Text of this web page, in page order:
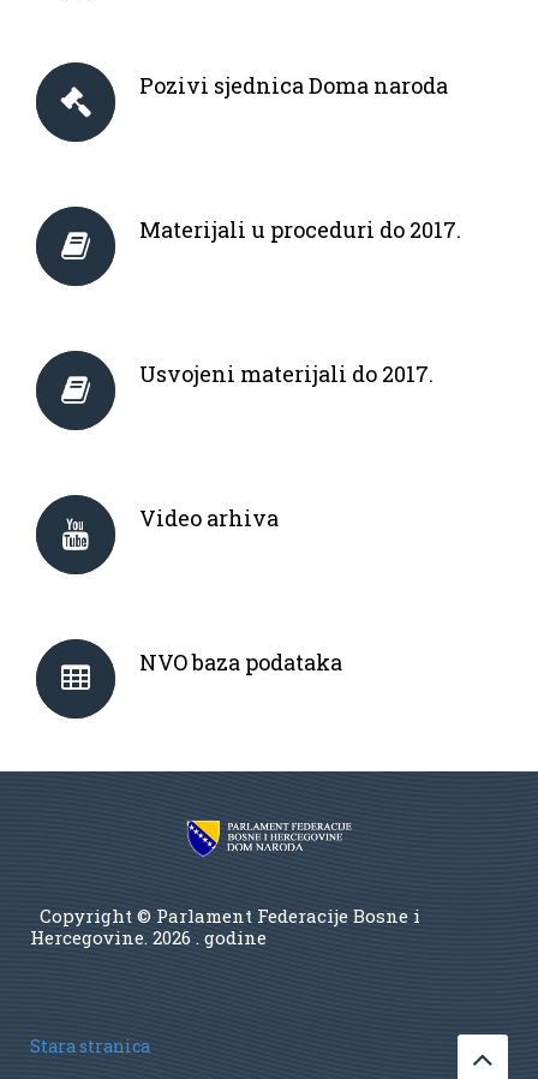
Pozivi sjednica Doma naroda
Materijali u proceduri do 2017.
Usvojeni materijali do 2017.
Video arhiva
NVO baza podataka
Copyright © Parlament Federacije Bosne i
Hercegovine. 2026 . godine
Stara stranica